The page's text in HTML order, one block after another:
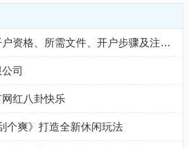
越南银行开户：外国人开户资格、所需文件、开户步骤及注意事项
司
红八卦快乐
个爽》打造全新休闲玩法